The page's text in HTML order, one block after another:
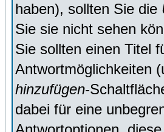
haben), sollten Sie die
Sie sie nicht sehen
Sie sollten einen Titel
Antwortmöglichkeiten
hinzufügen-
dabei für eine